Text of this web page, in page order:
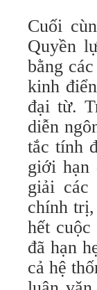
Cuối
Quyền
bằng
kinh
đại từ.
diễn
tắc tính
giới hạn
giải các
chính
hết
đã hạn
cả hệ